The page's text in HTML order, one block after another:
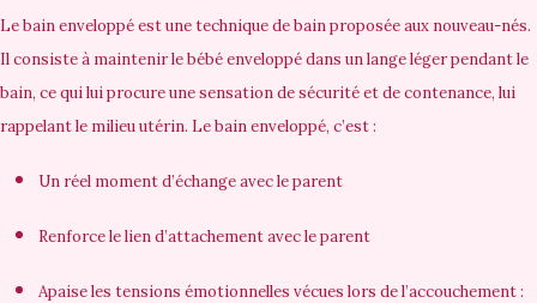
Le bain enveloppé est une technique de bain proposée aux nouveau-nés.
Il consiste à maintenir le bébé enveloppé dans un lange léger pendant le
bain, ce qui lui procure une sensation de sécurité et de contenance, lui
rappelant le milieu utérin. Le bain enveloppé, c’est :
Un réel moment d’échange avec le parent
Renforce le lien d’attachement avec le parent
Apaise les tensions émotionnelles vécues lors de l’accouchement :